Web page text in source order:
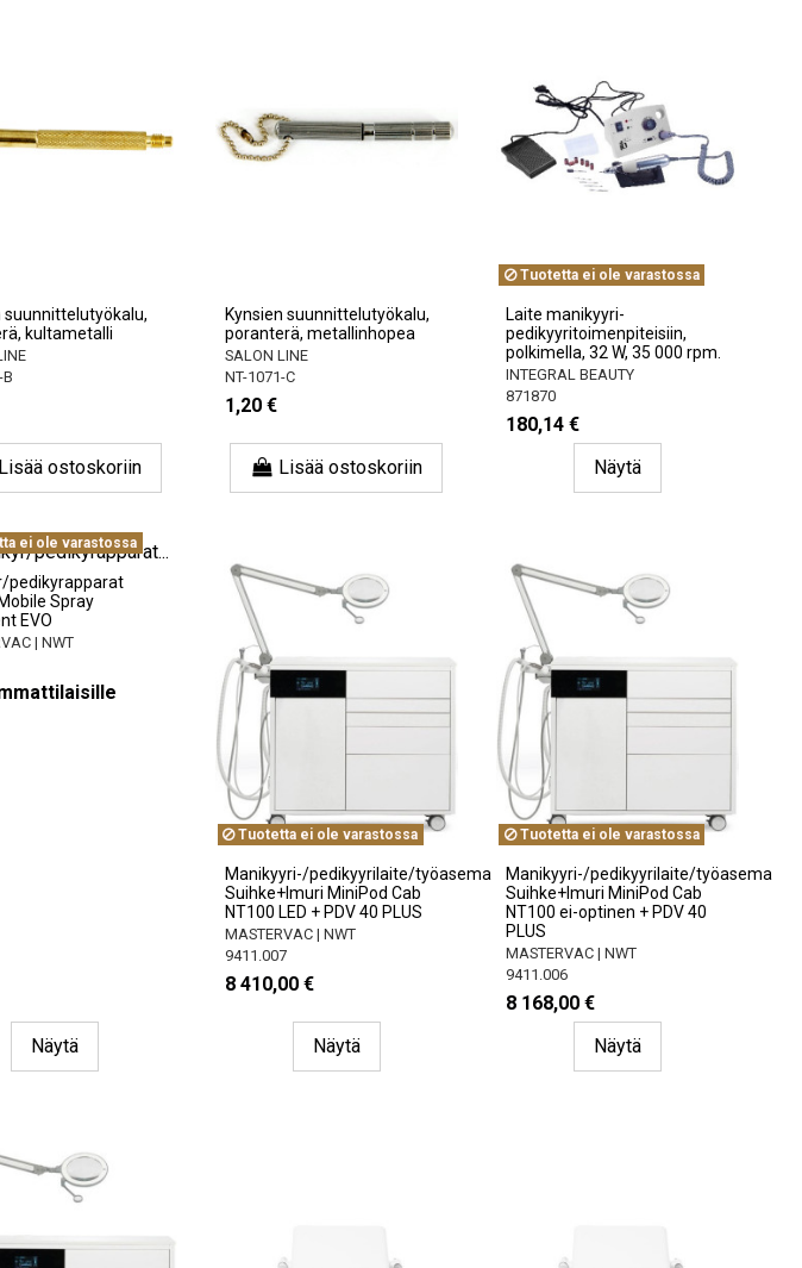
suunnittelutyökalu,
kultametalli
Lisää ostoskoriin
Kynsien suunnittelutyökalu,
poranterä, metallinhopea
SALON LINE
NT-1071-C
1,20 €
Lisää ostoskoriin
Tuotetta ei ole varastossa
Laite manikyyri-
pedikyyritoimenpiteisiin,
polkimella, 32 W, 35 000 rpm.
INTEGRAL BEAUTY
871870
180,14 €
Näytä
ei ole varastossa
pedikyrapparat
Spray
EVO
| NWT
Näytä
Tuotetta ei ole varastossa
Manikyyri-/pedikyyrilaite/työasema
Suihke+Imuri MiniPod Cab
NT100 LED + PDV 40 PLUS
MASTERVAC | NWT
9411.007
8 410,00 €
Näytä
Tuotetta ei ole varastossa
Manikyyri-/pedikyyrilaite/työasema
Suihke+Imuri MiniPod Cab
NT100 ei-optinen + PDV 40
PLUS
MASTERVAC | NWT
9411.006
8 168,00 €
Näytä